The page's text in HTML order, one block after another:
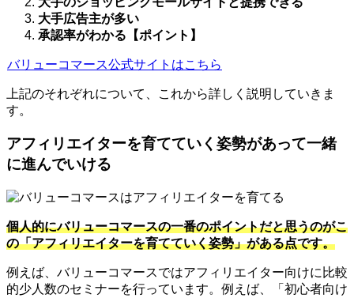
大手広告主が多い
承認率がわかる【ポイント】
バリューコマース公式サイトはこちら
上記のそれぞれについて、これから詳しく説明していきま
す。
アフィリエイターを育てていく姿勢があって一緒
に進んでいける
個人的にバリューコマースの一番のポイントだと思うのがこ
の「アフィリエイターを育てていく姿勢」がある点です。
例えば、バリューコマースではアフィリエイター向けに比較
的少人数のセミナーを行っています。例えば、「初心者向け